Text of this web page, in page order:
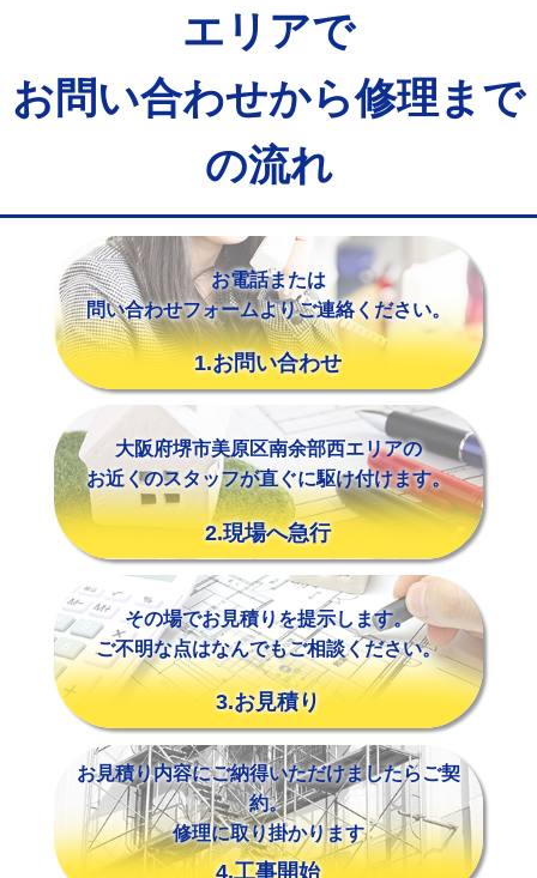
コンクリート斫り（厚さ10㎝超え） 38,500円
モルタル補修（厚さ10㎝超え） 38,500円
※給水管工事は20mmまでの価格です。
エリアで
お問い合わせから修理まで
の流れ
お電話または
問い合わせフォームよりご連絡ください。
1.お問い合わせ
大阪府堺市美原区南余部西エリアの
お近くのスタッフが直ぐに駆け付けます。
2.現場へ急行
その場でお見積りを提示します。
ご不明な点はなんでもご相談ください。
3.お見積り
お見積り内容にご納得いただけましたらご契
約。
修理に取り掛かります
4.工事開始